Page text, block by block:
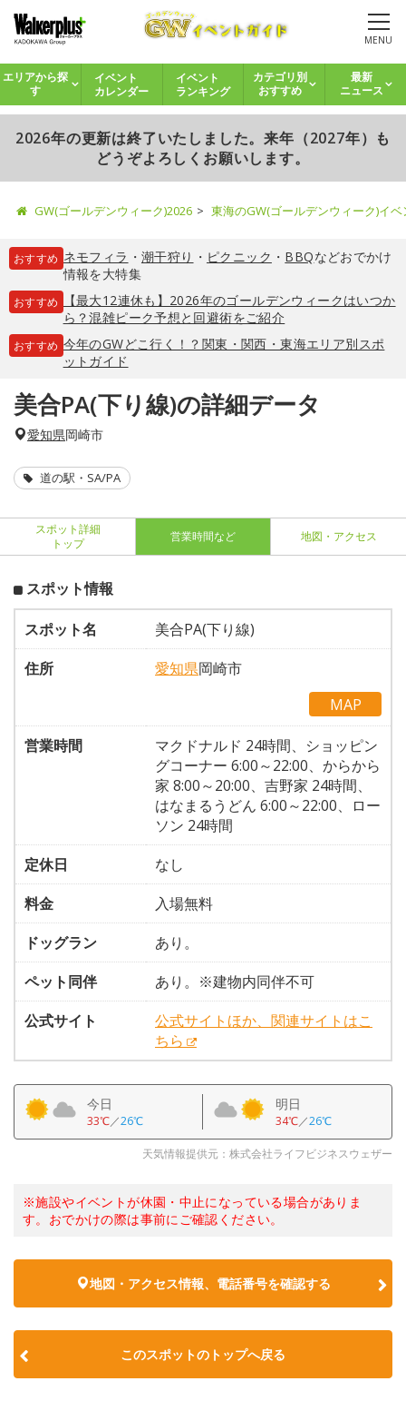
MENU
エリアから探
す
イベント
カレンダー
イベント
ランキング
カテゴリ別
おすすめ
最新
ニュース
2026年の更新は終了いたしました。来年（2027年）も
どうぞよろしくお願いします。
GW(ゴールデンウィーク)2026 東海のGW(ゴールデンウィーク)イ
おすすめ ネモフィラ ・ 潮干狩り ・ ピクニック ・ BBQなどおでかけ
情報を大特集
おすすめ
【最大12連休も】2026年のゴールデンウィークはいつか
ら？混雑ピーク予想と回避術をご紹介
おすすめ 今年のGWどこ行く！？関東・関西・東海エリア別スポ
ットガイド
美合PA(下り線)の詳細データ
愛知県岡崎市
道の駅・SA/PA
スポット詳細
トップ
営業時間など 地図・アクセス
スポット情報
スポット名
美合PA(下り線)
住所
愛知県岡崎市
MAP
営業時間
マクドナルド 24時間、ショッピン
グコーナー 6:00～22:00、からから
家 8:00～20:00、吉野家 24時間、
はなまるうどん 6:00～22:00、ロー
ソン 24時間
定休日
なし
料金
入場無料
ドッグラン
あり。
ペット同伴
あり。※建物内同伴不可
公式サイト
公式サイトほか、関連サイトはこ
ちら
今日
33℃／26℃
明日
34℃／26℃
天気情報提供元：株式会社ライフビジネスウェザー
※施設やイベントが休園・中止になっている場合がありま
す。おでかけの際は事前にご確認ください。
地図・アクセス情報、電話番号を確認する
このスポットのトップへ戻る